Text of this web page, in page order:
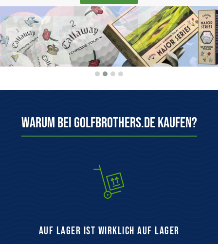
Warum bei Golfbrothers.de kaufen?
auf Lager ist wirklich auf Lager